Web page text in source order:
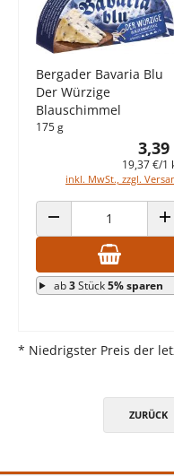
Bergader Bavaria Blu
Der Würzige
Blauschimmel
175 g
3,39
19,37 €/1
inkl. MwSt., zzgl.
ANZAHL VERRINGERN
ab3Stück5% sparen
* Niedrigster Preis der
ZURÜCK